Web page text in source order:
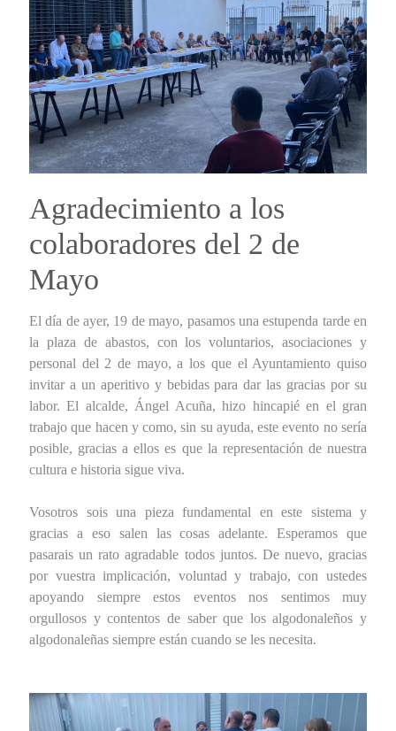
Agradecimiento a los
colaboradores del 2 de
Mayo
El día de ayer, 19 de mayo, pasamos una estupenda tarde en
la plaza de abastos, con los voluntarios, asociaciones y
personal del 2 de mayo, a los que el Ayuntamiento quiso
invitar a un aperitivo y bebidas para dar las gracias por su
labor. El alcalde, Ángel Acuña, hizo hincapié en el gran
trabajo que hacen y como, sin su ayuda, este evento no sería
posible, gracias a ellos es que la representación de nuestra
cultura e historia sigue viva.
Vosotros sois una pieza fundamental en este sistema y
gracias a eso salen las cosas adelante. Esperamos que
pasarais un rato agradable todos juntos. De nuevo, gracias
por vuestra implicación, voluntad y trabajo, con ustedes
apoyando siempre estos eventos nos sentimos muy
orgullosos y contentos de saber que los algodonaleños y
algodonaleñas siempre están cuando se les necesita.